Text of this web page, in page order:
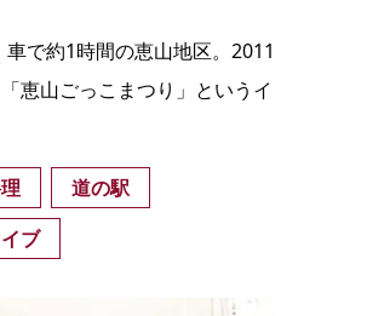
で約1時間の恵山地区。2011
恵山ごっこまつり」というイ
道の駅
ブ